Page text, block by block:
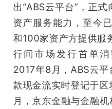
搞
机
出“ABS云平台”，正
资产服务能力，至今
和100家资产方提供服
行间市场发行首单消
2017年8月，ABS云
款现金流实时登记于
月，京东金融与金融